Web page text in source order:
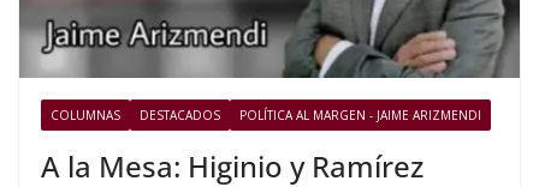
COLUMNAS DESTACADOS POLÍTICA AL MARGEN - JAIME ARIZMENDI
A la Mesa: Higinio y Ramírez